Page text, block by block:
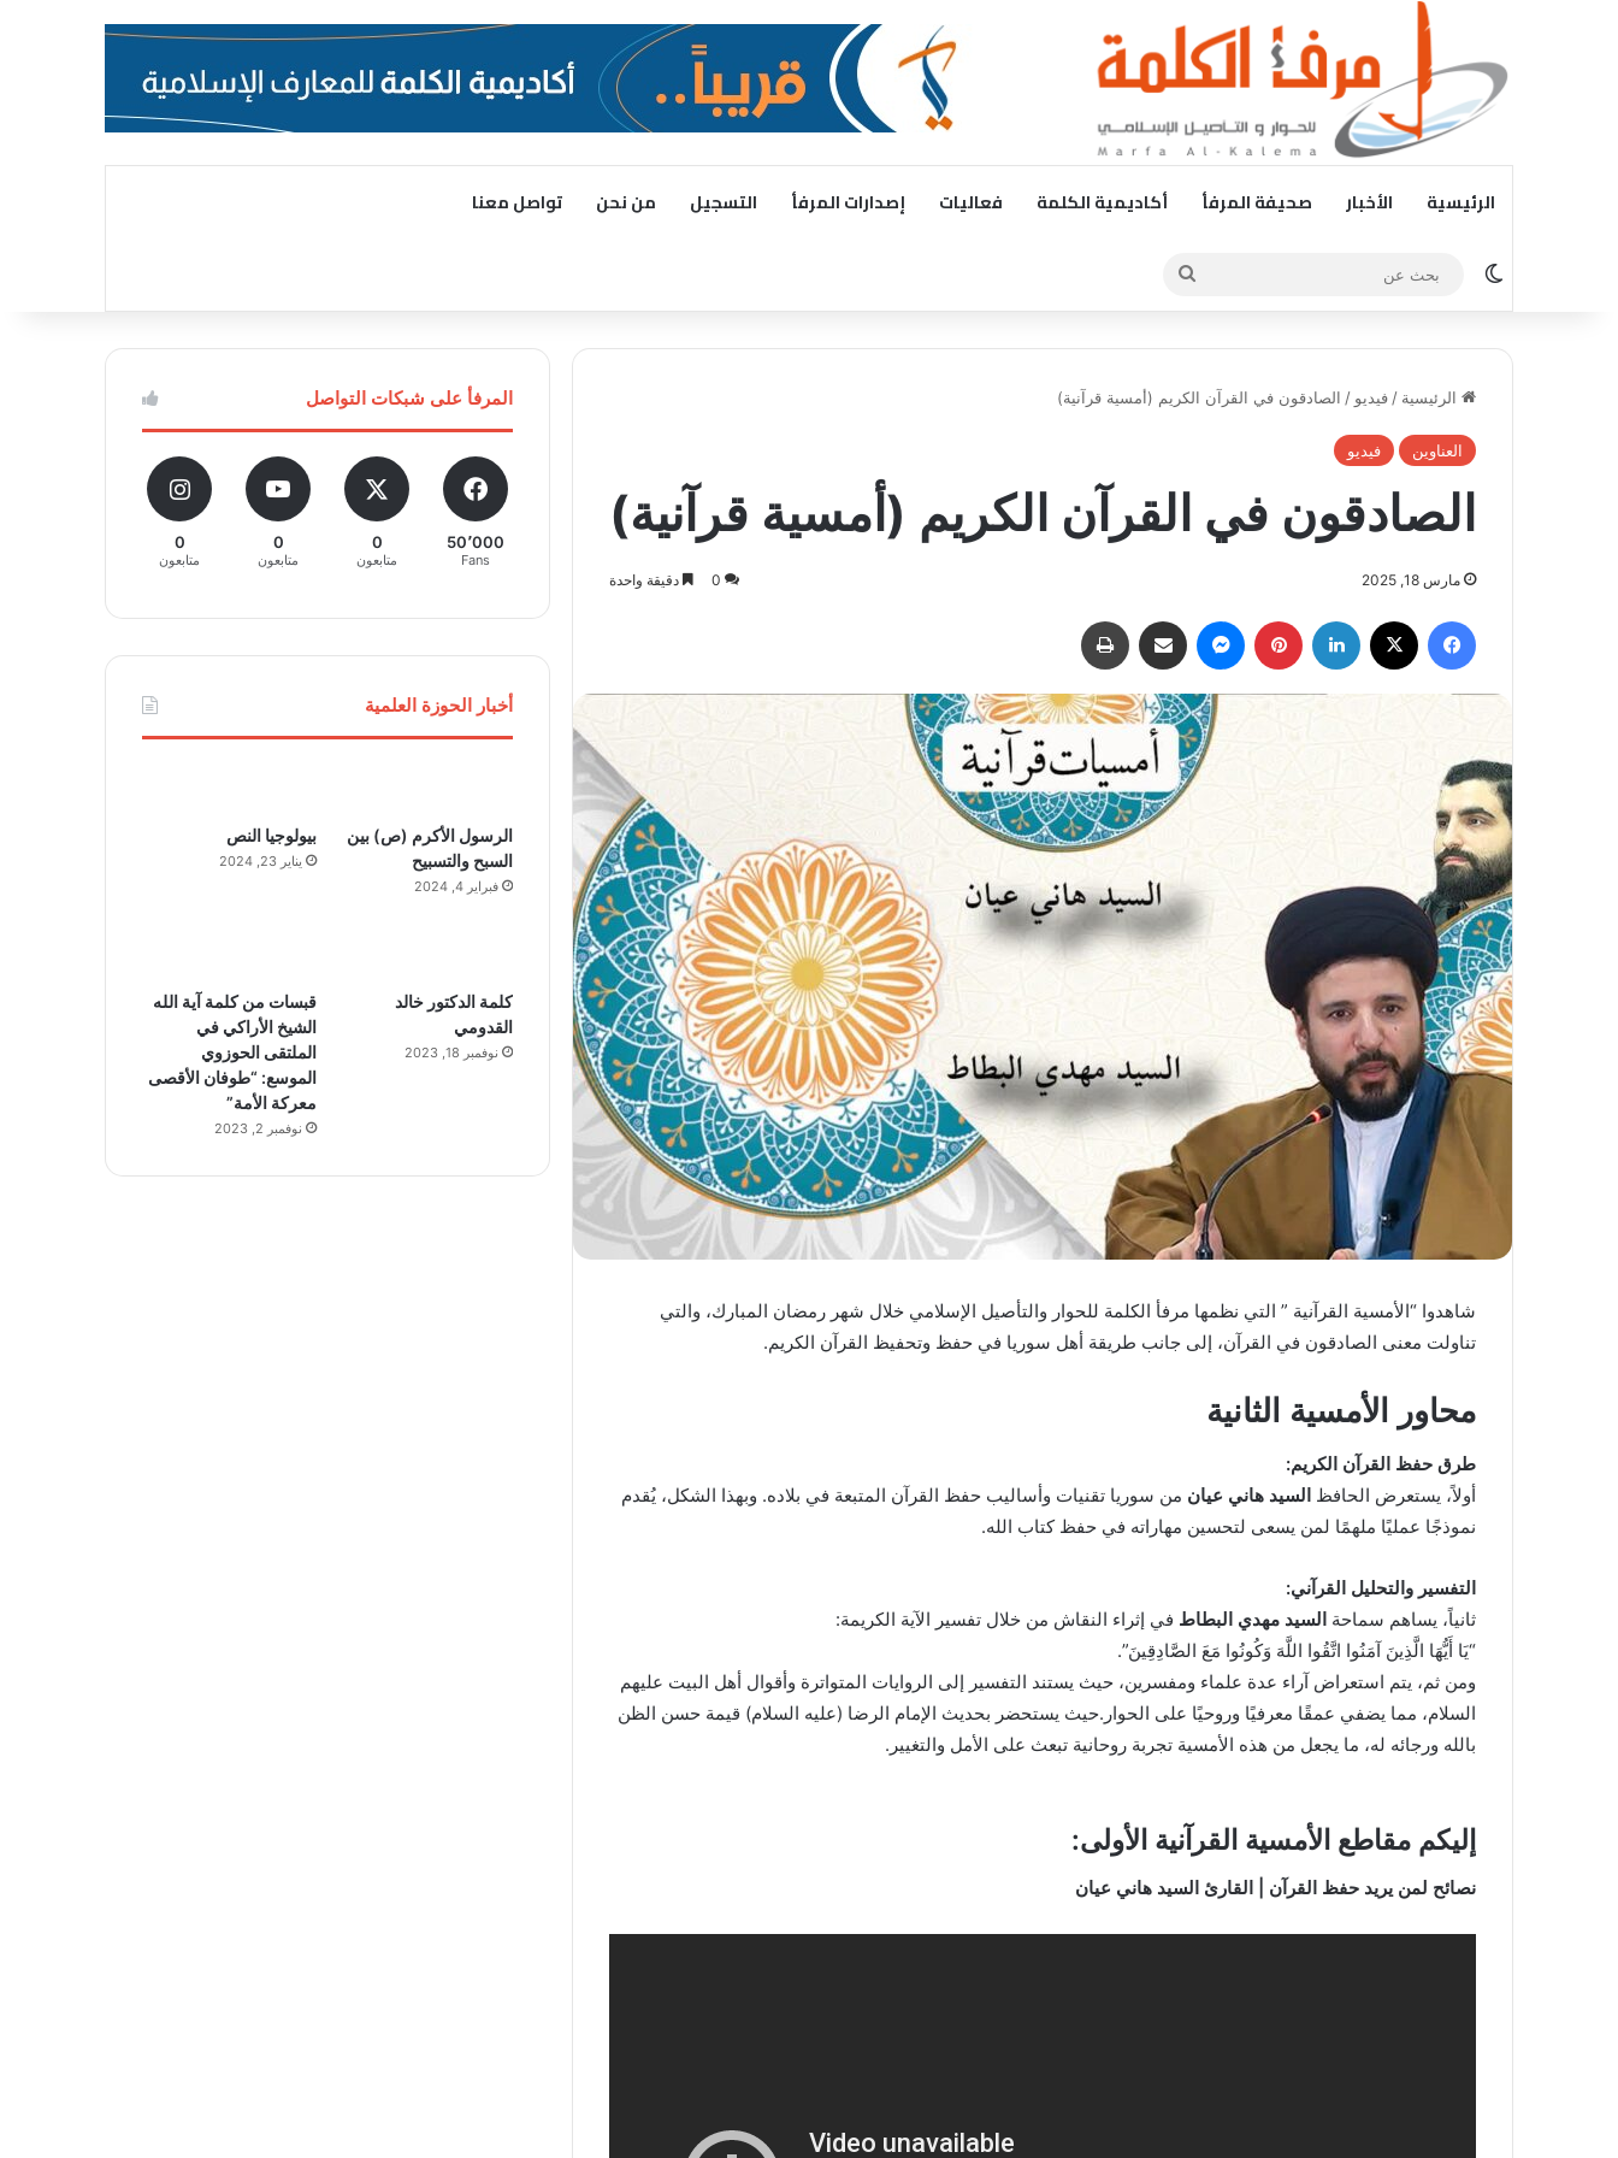
الرئيسية الأخبار صحيفة المرفأ أكاديمية الكلمة فعاليات إصدارات المرفأ التسجيل من نحن تواصل معنا
الوضع المظلم
بحث
عن
الرئيسية / فيديو / الصادقون في القرآن الكريم (أمسية قرآنية)
العناوين فيديو
الصادقون في القرآن الكريم (أمسية قرآنية)
مارس 18, 2025 0 دقيقة واحدة
فيسبوك لينكدإن بينتيريست ماسنجر مشاركة عبر البريد
شاهدوا “الأمسية القرآنية ” التي نظمها مرفأ الكلمة للحوار والتأصيل الإسلامي خلال شهر رمضان المبارك، والتي
تناولت معنى الصادقون في القرآن، إلى جانب طريقة أهل سوريا في حفظ وتحفيظ القرآن الكريم.
محاور الأمسية الثانية
طرق حفظ القرآن الكريم:
أولاً، يستعرض الحافظ السيد هاني عيان من سوريا تقنيات وأساليب حفظ القرآن المتبعة في بلاده. وبهذا الشكل، يُقدم
نموذجًا عمليًا ملهمًا لمن يسعى لتحسين مهاراته في حفظ كتاب الله.
التفسير والتحليل القرآني:
ثانياً، يساهم سماحة السيد مهدي البطاط في إثراء النقاش من خلال تفسير الآية الكريمة:
“يَا أَيُّهَا الَّذِينَ آمَنُوا اتَّقُوا اللَّهَ وَكُونُوا مَعَ الصَّادِقِينَ”.
ومن ثم، يتم استعراض آراء عدة علماء ومفسرين، حيث يستند التفسير إلى الروايات المتواترة وأقوال أهل البيت عليهم
السلام، مما يضفي عمقًا معرفيًا وروحيًا على الحوار.حيث يستحضر بحديث الإمام الرضا (عليه السلام) قيمة حسن الظن
بالله ورجائه له، ما يجعل من هذه الأمسية تجربة روحانية تبعث على الأمل والتغيير.
إليكم مقاطع الأمسية القرآنية الأولى:
نصائح لمن يريد حفظ القرآن | القارئ السيد هاني عيان
المرفأ على شبكات التواصل
50٬000
Fans
0
متابعون
0
متابعون
0
متابعون
أخبار الحوزة العلمية
الرسول الأكرم (ص) بين
السبح والتسبيح
فبراير 4, 2024
بيولوجيا النص
يناير 23, 2024
كلمة الدكتور خالد
القدومي
نوفمبر 18, 2023
قبسات من كلمة آية الله
الشيخ الأراكي في
الملتقى الحوزوي
الموسع: “طوفان الأقصى
معركة الأمة”
نوفمبر 2, 2023